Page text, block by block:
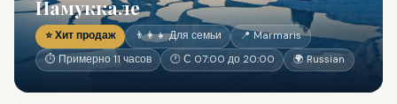
Памуккале
⭐ Хит продаж 👨‍👩‍👧 Для семьи
📍 Marmaris
⏱ Примерно 11 часов
🕐 С 07:00 до 20:00 🌍 Russian